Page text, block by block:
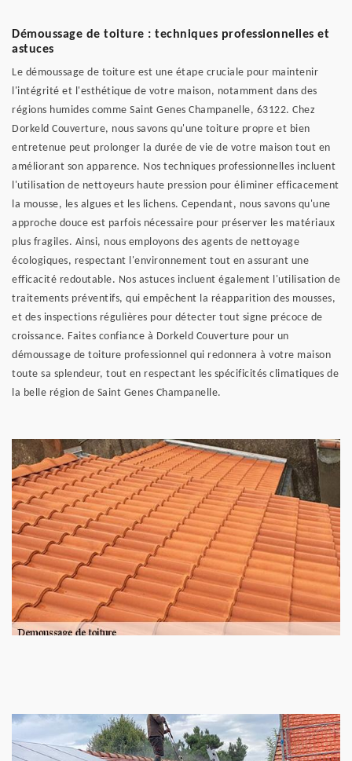
Démoussage de toiture : techniques professionnelles et
astuces
Le démoussage de toiture est une étape cruciale pour maintenir
l'intégrité et l'esthétique de votre maison, notamment dans des
régions humides comme Saint Genes Champanelle, 63122. Chez
Dorkeld Couverture, nous savons qu'une toiture propre et bien
entretenue peut prolonger la durée de vie de votre maison tout en
améliorant son apparence. Nos techniques professionnelles incluent
l'utilisation de nettoyeurs haute pression pour éliminer efficacement
la mousse, les algues et les lichens. Cependant, nous savons qu'une
approche douce est parfois nécessaire pour préserver les matériaux
plus fragiles. Ainsi, nous employons des agents de nettoyage
écologiques, respectant l'environnement tout en assurant une
efficacité redoutable. Nos astuces incluent également l'utilisation de
traitements préventifs, qui empêchent la réapparition des mousses,
et des inspections régulières pour détecter tout signe précoce de
croissance. Faites confiance à Dorkeld Couverture pour un
démoussage de toiture professionnel qui redonnera à votre maison
toute sa splendeur, tout en respectant les spécificités climatiques de
la belle région de Saint Genes Champanelle.